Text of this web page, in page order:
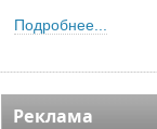
Подробнее...
Реклама